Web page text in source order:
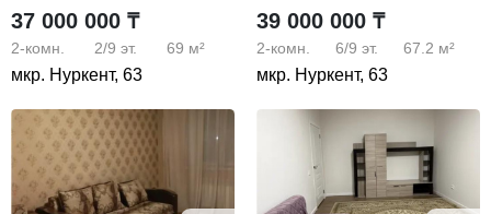
37 000 000 ₸
2-комн. 2/9 эт. 69 м²
мкр. Нуркент, 63
39 000 000 ₸
2-комн. 6/9 эт. 67.2 м²
мкр. Нуркент, 63